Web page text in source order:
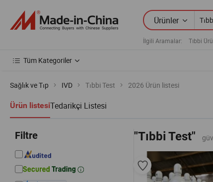
Ürünler
İlgili Aramalar: Tıbbi
Tüm Kategoriler
Sağlık ve Tıp IVD Tıbbi Test 2026 Ürün listesi
Ürün listesiTedarikçi Listesi
Filtre "Tıbbi Test"